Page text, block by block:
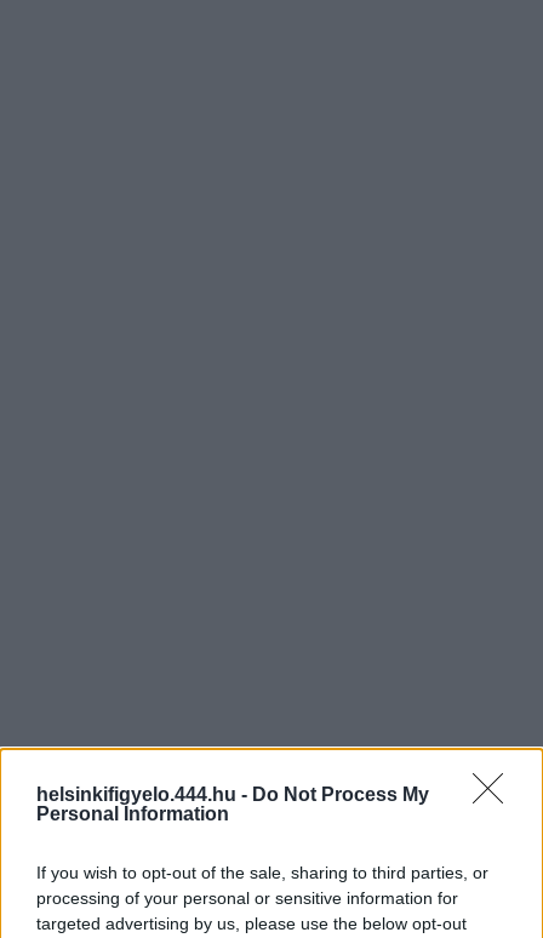
helsinkifigyelo.444.hu - Do Not Process My
Personal Information
If you wish to opt-out of the sale, sharing to third parties, or
processing of your personal or sensitive information for
targeted advertising by us, please use the below opt-out